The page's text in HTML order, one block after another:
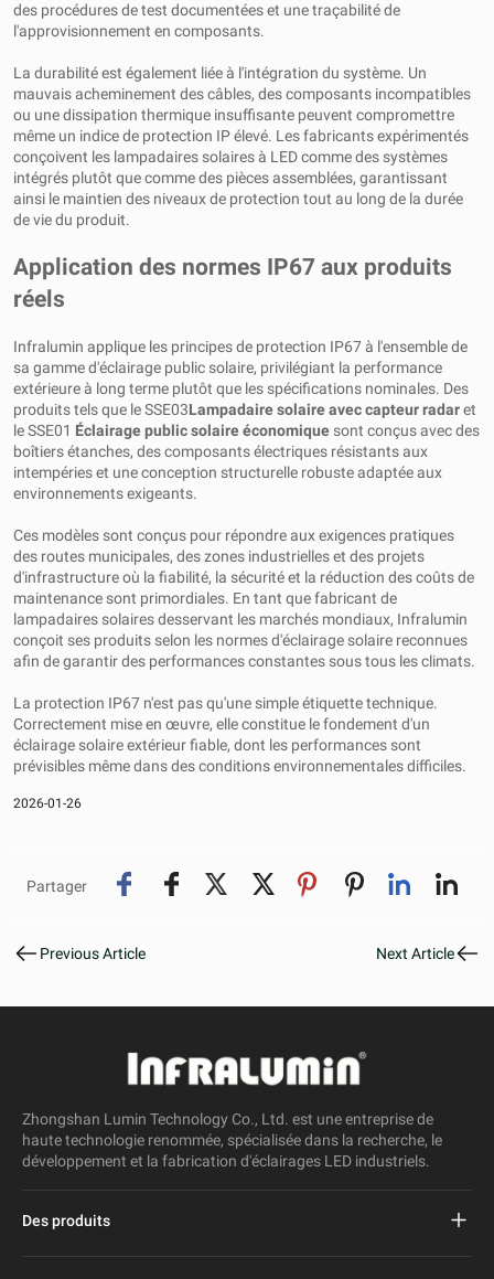
des procédures de test documentées et une traçabilité de
l'approvisionnement en composants.
La durabilité est également liée à l'intégration du système. Un
mauvais acheminement des câbles, des composants incompatibles
ou une dissipation thermique insuffisante peuvent compromettre
même un indice de protection IP élevé. Les fabricants expérimentés
conçoivent les lampadaires solaires à LED comme des systèmes
intégrés plutôt que comme des pièces assemblées, garantissant
ainsi le maintien des niveaux de protection tout au long de la durée
de vie du produit.
Application des normes IP67 aux produits
réels
Infralumin applique les principes de protection IP67 à l'ensemble de
sa gamme d'éclairage public solaire, privilégiant la performance
extérieure à long terme plutôt que les spécifications nominales. Des
produits tels que le SSE03Lampadaire solaire avec capteur radaret
le SSE01 Éclairage public solaire économiquesont conçus avec des
boîtiers étanches, des composants électriques résistants aux
intempéries et une conception structurelle robuste adaptée aux
environnements exigeants.
Ces modèles sont conçus pour répondre aux exigences pratiques
des routes municipales, des zones industrielles et des projets
d'infrastructure où la fiabilité, la sécurité et la réduction des coûts de
maintenance sont primordiales. En tant que fabricant de
lampadaires solaires desservant les marchés mondiaux, Infralumin
conçoit ses produits selon les normes d'éclairage solaire reconnues
afin de garantir des performances constantes sous tous les climats.
La protection IP67 n'est pas qu'une simple étiquette technique.
Correctement mise en œuvre, elle constitue le fondement d'un
éclairage solaire extérieur fiable, dont les performances sont
prévisibles même dans des conditions environnementales difficiles.
2026-01-26
Partager
Previous Article Next Article
Zhongshan Lumin Technology Co., Ltd. est une entreprise de
haute technologie renommée, spécialisée dans la recherche, le
développement et la fabrication d'éclairages LED industriels.
Des produits